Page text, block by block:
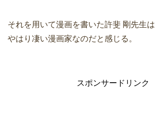
それを用いて漫画を書いた許斐 剛先生は
やはり凄い漫画家なのだと感じる。
スポンサードリンク